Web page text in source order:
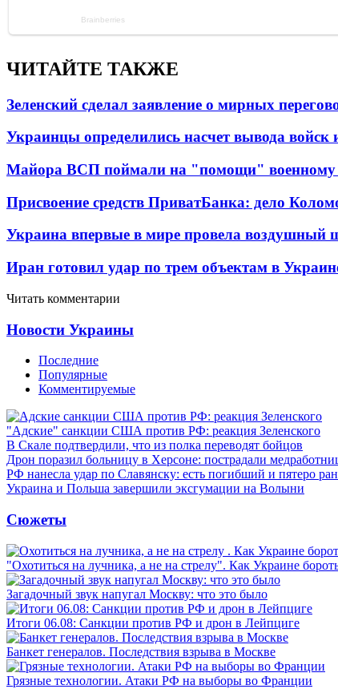
ЧИТАЙТЕ ТАКЖЕ
Зеленский сделал заявление о мирных
Украинцы определились насчет вывода войск
Майора ВСП поймали на "помощи"
Присвоение средств ПриватБанка: дело
Украина впервые в мире провела воздушный
Иран готовил удар по трем объектам в
Читать комментарии
Новости Украины
Последние
Популярные
Комментируемые
"Адские" санкции США против РФ: реакция Зеленского
В Скале подтвердили, что из полка переводят бойцов
Дрон поразил больницу в Херсоне: пострадали
РФ нанесла удар по Славянску: есть погибший и пятеро
Украина и Польша завершили эксгумации на Волыни
Сюжеты
"Охотиться на лучника, а не на стрелу". Как Украине
Загадочный звук напугал Москву: что это было
Итоги 06.08: Санкции против РФ и дрон в Лейпциге
Банкет генералов. Последствия взрыва в Москве
Грязные технологии. Атаки РФ на выборы во Франции